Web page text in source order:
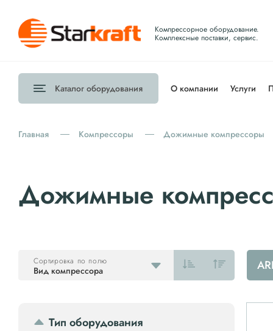
Компрессорное оборудование.
Комплексные поставки, сервис.
Каталог оборудования О компании Услуги
Главная Компрессоры Дожимные компрессоры
Дожимные
Вид компрессора
Сортировка по полю
Тип оборудования